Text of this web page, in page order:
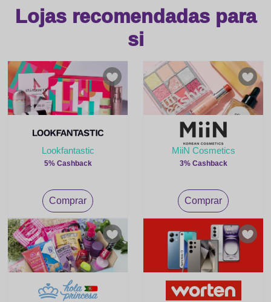
Lojas recomendadas para
si
Lookfantastic
5% Cashback
Comprar
MiiN Cosmetics
3% Cashback
Comprar